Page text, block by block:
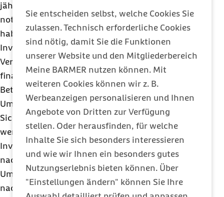
Sie entscheiden selbst, welche Cookies Sie
zulassen. Technisch erforderliche Cookies
sind nötig, damit Sie die Funktionen
unserer Website und den Mitgliederbereich
Meine BARMER nutzen können. Mit
weiteren Cookies können wir z. B.
Werbeanzeigen personalisieren und Ihnen
Angebote von Dritten zur Verfügung
stellen. Oder herausfinden, für welche
Inhalte Sie sich besonders interessieren
und wie wir Ihnen ein besonders gutes
Nutzungserlebnis bieten können. Über
"Einstellungen ändern" können Sie Ihre
jährliche Investitionsquote von 8 bis 10 Prozent
notwendig. Die Minderzahlungen der Länder
haben zur Folge, dass die Krankenhäuser ihre
Investitionen in erheblichem Umfang aus den
Vergütungen der Krankenversicherung
finanzieren, die für die Finanzierung der
Betriebskosten vorgesehen sind.
Um diese Fehlentwicklung zu beenden, muss aus
Sicht der Barmer gesetzlich festgeschrieben
werden, dass die Länder ihrer Pflicht zur
Investitionsfinanzierung in auskömmlicher Höhe
nachkommen.
Um die Länder zu entlasten sollte auch darüber
nachgedacht werden, Bund und Krankenkassen